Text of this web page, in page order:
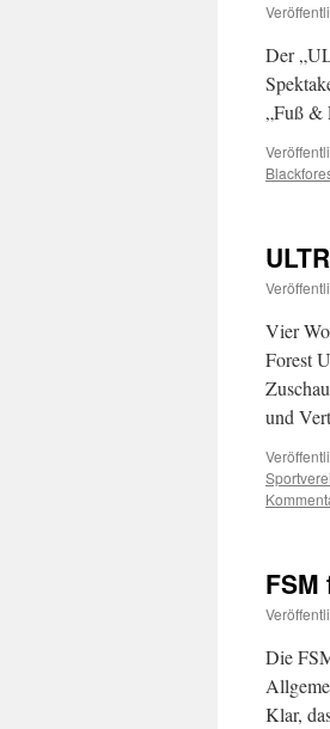
Der
„Fuß &
Vier
Forest
und
Die
Klar,